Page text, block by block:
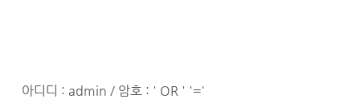
아디디 : admin / 암호 : ' OR ' '='